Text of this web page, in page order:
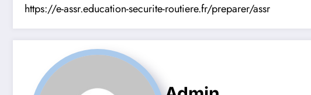
https://e-assr.education-securite-routiere.fr/preparer/assr